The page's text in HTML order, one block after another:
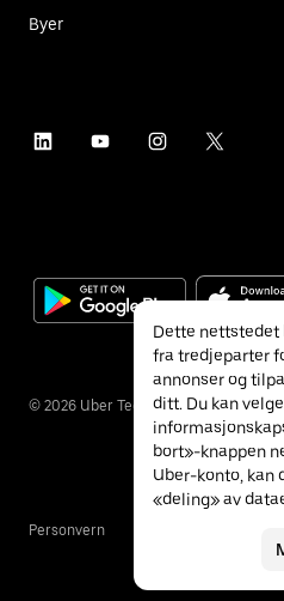
Byer
© 2026 Uber Technologies Inc.
Personvern
Dette nettstedet
fra tredjeparter
annonser og
ditt. Du kan
bort»-knappen
Uber-konto, kan
«deling» av